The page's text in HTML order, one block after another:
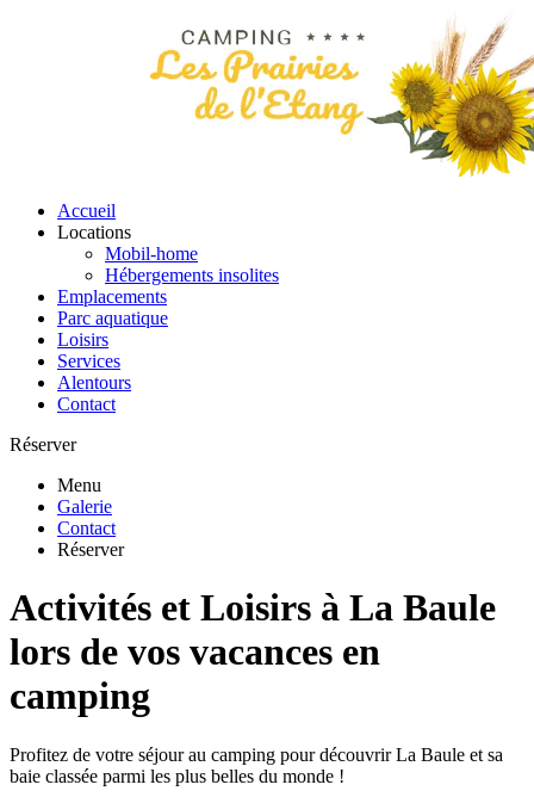
Accueil
Locations
Mobil-home
Hébergements insolites
Emplacements
Parc aquatique
Loisirs
Services
Alentours
Contact
Réserver
Menu
Galerie
Contact
Réserver
Activités et Loisirs à La Baule
lors de vos vacances en
camping
Profitez de votre séjour au camping pour découvrir La Baule et sa
baie classée parmi les plus belles du monde !